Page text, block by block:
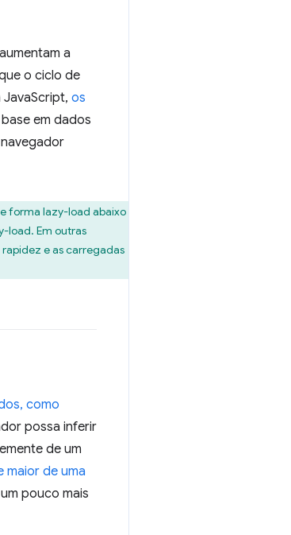
a
o ciclo de
os
em dados
forma lazy-load abaixo
load. Em outras
e as carregadas
como
possa inferir
de um
maior de uma
pouco mais